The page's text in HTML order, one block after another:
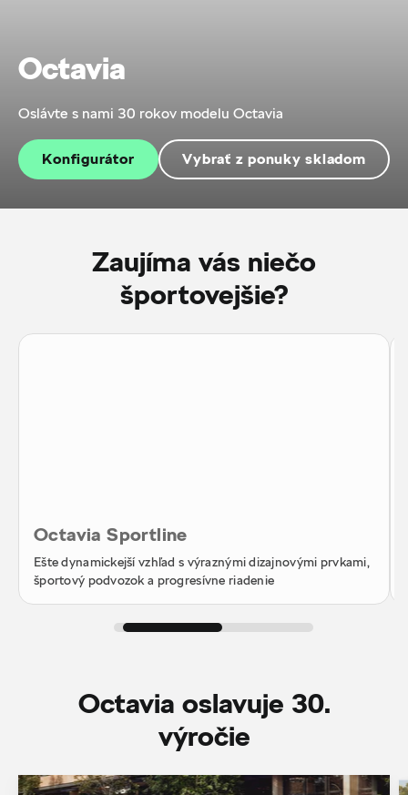
Octavia
Oslávte s nami 30 rokov modelu Octavia
Konfigurátor Vybrať z ponuky skladom
Zaujíma vás niečo
športovejšie?
Octavia Sportline
Ešte dynamickejší vzhľad s výraznými dizajnovými prvkami,
športový podvozok a progresívne riadenie
Octavia oslavuje 30.
‎výročie